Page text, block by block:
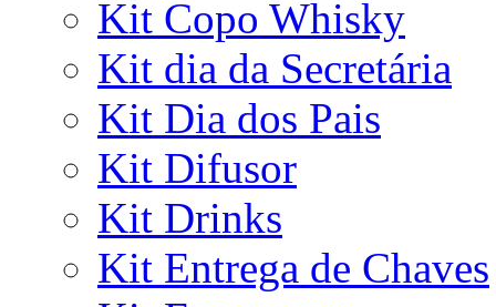
Kit Copo Whisky
Kit dia da Secretária
Kit Dia dos Pais
Kit Difusor
Kit Drinks
Kit Entrega de Chaves